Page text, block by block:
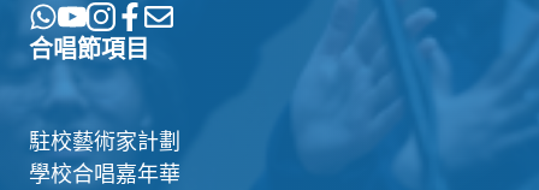
合唱節項目
駐校藝術家計劃
學校合唱嘉年華